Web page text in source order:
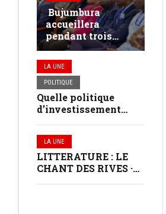
Bujumbura
accueillera
pendant trois
jours les jeunes
leaders du
continent africain
LA UNE
POLITIQUE
Quelle politique
d’investissement
au Burundi ?
LA UNE
LITTERATURE : LE
CHANT DES RIVES ·